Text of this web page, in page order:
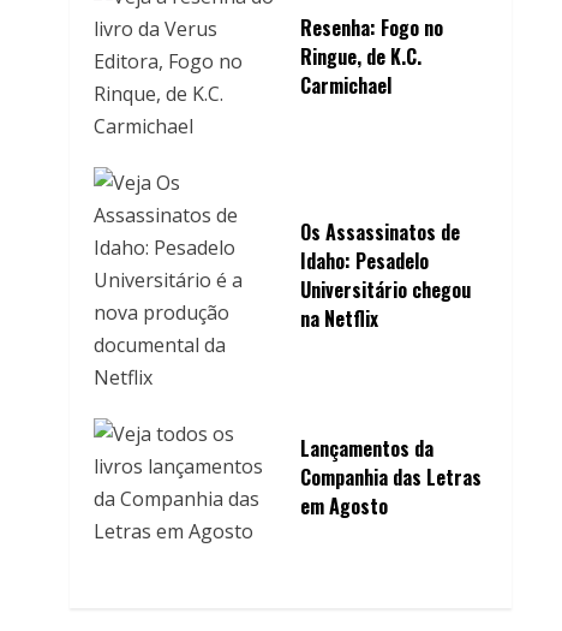
Resenha: Fogo no
Ringue, de K.C.
Carmichael
Os Assassinatos de
Idaho: Pesadelo
Universitário chegou
na Netflix
Lançamentos da
Companhia das Letras
em Agosto